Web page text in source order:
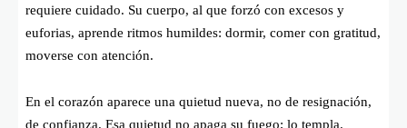
requiere cuidado. Su cuerpo, al que forzó con excesos y
euforias, aprende ritmos humildes: dormir, comer con gratitud,
moverse con atención.
En el corazón aparece una quietud nueva, no de resignación,
de confianza. Esa quietud no apaga su fuego; lo templa.